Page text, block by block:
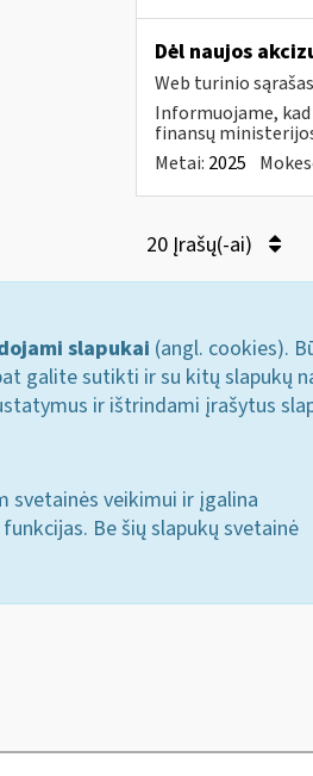
Dėl naujos
Web turinio sąrašas
Informuojame,
finansų
Metai: 2025
20 Įrašų(-ai)
slapukai (angl. cookies).
galite sutikti ir su kitų slapukų
ir ištrindami įrašytus
svetainės veikimui ir įgalina
Be šių slapukų svetainė